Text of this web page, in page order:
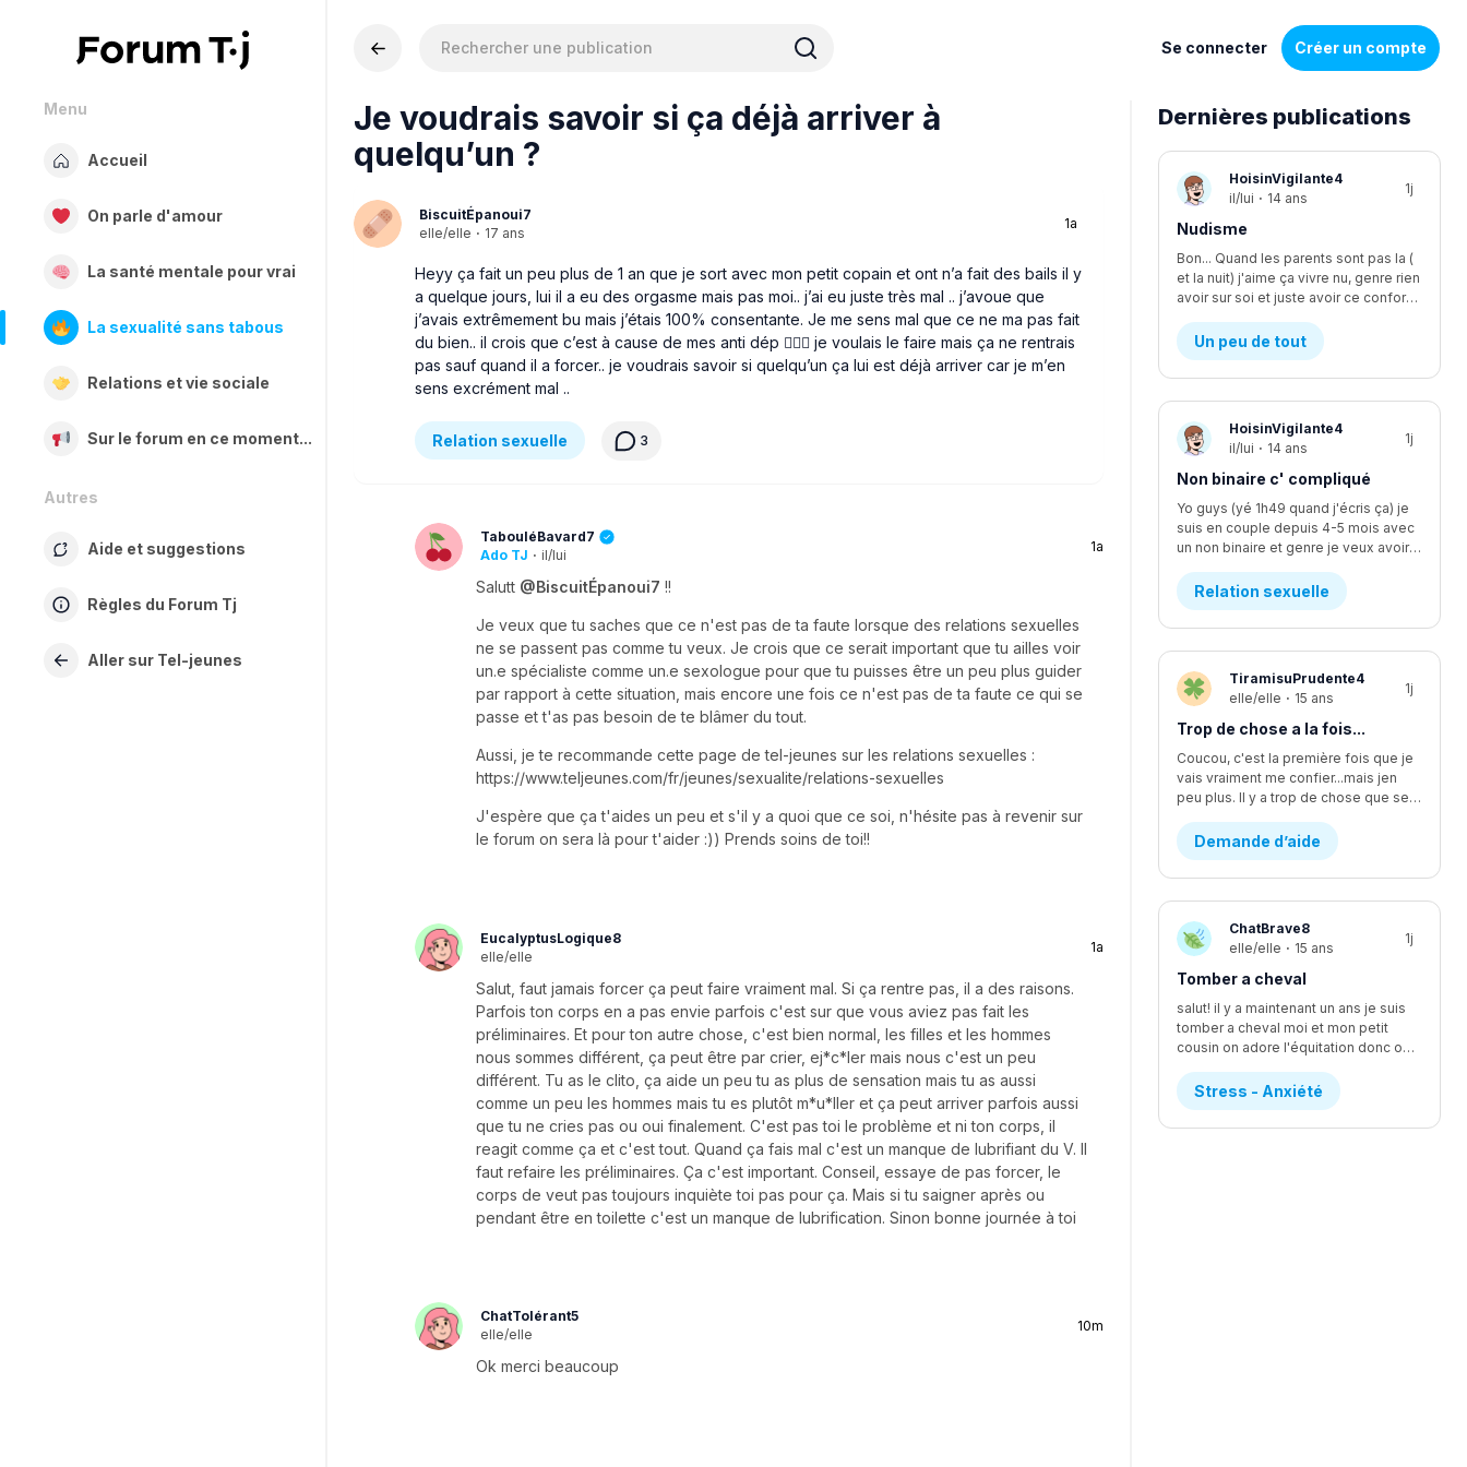
Se connecter Créer un compte
Menu
Accueil
On parle d'amour
La santé mentale pour vrai
La sexualité sans tabous
Relations et vie sociale
Sur le forum en ce moment...
Autres
Aide et suggestions
Règles du Forum Tj
Aller sur Tel-jeunes
Je voudrais savoir si ça déjà arriver à
quelqu’un ?
BiscuitÉpanoui7
elle/elle · 17 ans
1a
Heyy ça fait un peu plus de 1 an que je sort avec mon petit copain et ont n’a fait des bails il y
a quelque jours, lui il a eu des orgasme mais pas moi.. j’ai eu juste très mal .. j’avoue que
j’avais extrêmement bu mais j’étais 100% consentante. Je me sens mal que ce ne ma pas fait
du bien.. il crois que c’est à cause de mes anti dép 🤷🏻‍♀️ je voulais le faire mais ça ne rentrais
pas sauf quand il a forcer.. je voudrais savoir si quelqu’un ça lui est déjà arriver car je m’en
sens excrément mal ..
Relation sexuelle 3
TabouléBavard7
Ado TJ · il/lui
1a
Salutt @BiscuitÉpanoui7 !!
Je veux que tu saches que ce n'est pas de ta faute lorsque des relations sexuelles
ne se passent pas comme tu veux. Je crois que ce serait important que tu ailles voir
un.e spécialiste comme un.e sexologue pour que tu puisses être un peu plus guider
par rapport à cette situation, mais encore une fois ce n'est pas de ta faute ce qui se
passe et t'as pas besoin de te blâmer du tout.
Aussi, je te recommande cette page de tel-jeunes sur les relations sexuelles :
https://www.teljeunes.com/fr/jeunes/sexualite/relations-sexuelles
J'espère que ça t'aides un peu et s'il y a quoi que ce soi, n'hésite pas à revenir sur
le forum on sera là pour t'aider :)) Prends soins de toi!!
EucalyptusLogique8
elle/elle
1a
Salut, faut jamais forcer ça peut faire vraiment mal. Si ça rentre pas, il a des raisons.
Parfois ton corps en a pas envie parfois c'est sur que vous aviez pas fait les
préliminaires. Et pour ton autre chose, c'est bien normal, les filles et les hommes
nous sommes différent, ça peut être par crier, ej*c*ler mais nous c'est un peu
différent. Tu as le clito, ça aide un peu tu as plus de sensation mais tu as aussi
comme un peu les hommes mais tu es plutôt m*u*ller et ça peut arriver parfois aussi
que tu ne cries pas ou oui finalement. C'est pas toi le problème et ni ton corps, il
reagit comme ça et c'est tout. Quand ça fais mal c'est un manque de lubrifiant du V. Il
faut refaire les préliminaires. Ça c'est important. Conseil, essaye de pas forcer, le
corps de veut pas toujours inquiète toi pas pour ça. Mais si tu saigner après ou
pendant être en toilette c'est un manque de lubrification. Sinon bonne journée à toi
ChatTolérant5
elle/elle
10m
Ok merci beaucoup
Dernières publications
Liste
de
discussions
HoisinVigilante4
il/lui · 14 ans
1j
Nudisme
Bon... Quand les parents sont pas la (
et la nuit) j'aime ça vivre nu, genre rien
avoir sur soi et juste avoir ce confort, je suis le seul à être nudiste... Et je fais kwa pour les voisins?
Un peu de tout
HoisinVigilante4
il/lui · 14 ans
1j
Non binaire c' compliqué
Yo guys (yé 1h49 quand j'écris ça) je
suis en couple depuis 4-5 mois avec
un non binaire et genre je veux avoir des relations avec iel mais iel est pas sur d'être prêt, ça fait quelques temps qu'y commence à vouloir faire plus... L'affaire c que je me sens comme si je l'écoutais pas assez mais finalement je suis trop à l'écoute. Moi ça fait longtemps que je veux faire ma première fois avec iel, j'y est déjà pris les seins mais mtn iel veux plus, rendu la jsp kwa faire... J'y dit quoi pour lui demander pk iel veux plus me laisser les toucher?
Relation sexuelle
TiramisuPrudente4
elle/elle · 15 ans
1j
Trop de chose a la fois...
Coucou, c'est la première fois que je
vais vraiment me confier...mais jen
peu plus. Il y a trop de chose que se passe en même temps...en se moment, je suis en procès contre un pédophile... j'étais supposer aller lire une lettre devant la cour il y a deux semaines environ, mais ça été reporter au dans deux mois. Encore. Ça fsit 2 ans que c'est reporter chaque fois. Moi jetais enfin prête a passer par dessus...mais c'est encore loin d'être fini et ça va juste me stresser encore plus. J'ai aussi été victims d'un viol d'un ami proche. Ça aussi sa failli partir en procès et c'était stressant parce que j'avais plein dappel par rapport a sa de pleins de personnes. Ma mère m'explicais pas bien les nouvelles par rapport a sa, se qui me faisait croire pleins d'affaires qui était fausse. Sinon, je change d'école cette année, pour mon secondaire 4. Je vais dans une école ou je ne suis pas vraiment apprecier, sans trop savoir pourquoi...je vais perdre tout mes amis et de sec 1 à sec 3 sa été les seuls années dans une seule école de tout ma vie. Lintidimation reviens de plus en plus...J'ai l'impression de redevenir comme avant...celle qui ce noyait dans le négatif a toute situation. J'ai vraiment changer aujourd'hui, sauf que j'ai trop l'impression de redevenir celle que j'étais...J'ai recommencer a me scarifier, alors que sa fais au moins des mois et des mois que je ne lavais pas fait....je ne sais plus du tout quoi faire...merci de m'avoir lu, c'est très apprecier 🤍
Demande d’aide
ChatBrave8
elle/elle · 15 ans
1j
Tomber a cheval
salut! il y a maintenant un ans je suis
tomber a cheval moi et mon petit
cousin on adore l'équitation donc on a fait un quand de jour d'équitation et c'était vraiment le fun j'avait un cheval que je m'étai vraiment beaucoup attacher mais se cheval avien comme réputation de faire tomber les personne mais je l'avait déjà monte lundi et tout ce bien passer et j'ai réussi a pas tomber lundi que mon cheval ( jessie) a essaie de le faire et je réussi a le contrôler donc j'ai demander a la prof si je pouvais la monter et elle a accepter mais le mercredi de la semaine je tomber depuis que je suis toute petite J'ADORAIS LES CHEVEUX mais quand je suis tomber je n'arrivait plus a respire pendent au moins une bonne grosse minute j'ai eu un étirement du loberais dans le dos ou un truc comme ca au début je n'arrivais vraiment pas a me lever les monitrice mon dit de me mettre sur le coter et de prendre le temps pour me relever j'ai eu un rendez-vous chez le chiro et elle ma dit que je pouvez pas remonter avent 2 jour si sa me faisait plus mal mais je ne suis pas remonter mais je voulais voir si Jessie était correct donc je suis aller mais je n'ai pas monter Mais la sa fais un ans et je sais pas il a une parti de moi qui veut vraiment remonter mais l'autre a vraiment peur et sa me STRESS ENORMEMENT donc si vous avais de conseille je suis preneusedesoler pour le faute d'ortoragphe et ja pas tout dit le detaille mais les plus importent
Stress - Anxiété